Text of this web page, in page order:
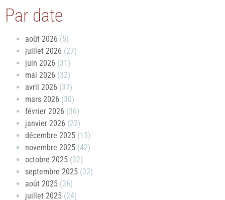
Par date
août 2026 (5)
juillet 2026 (27)
juin 2026 (31)
mai 2026 (32)
avril 2026 (37)
mars 2026 (30)
février 2026 (36)
janvier 2026 (22)
décembre 2025 (15)
novembre 2025 (42)
octobre 2025 (32)
septembre 2025 (32)
août 2025 (26)
juillet 2025 (24)